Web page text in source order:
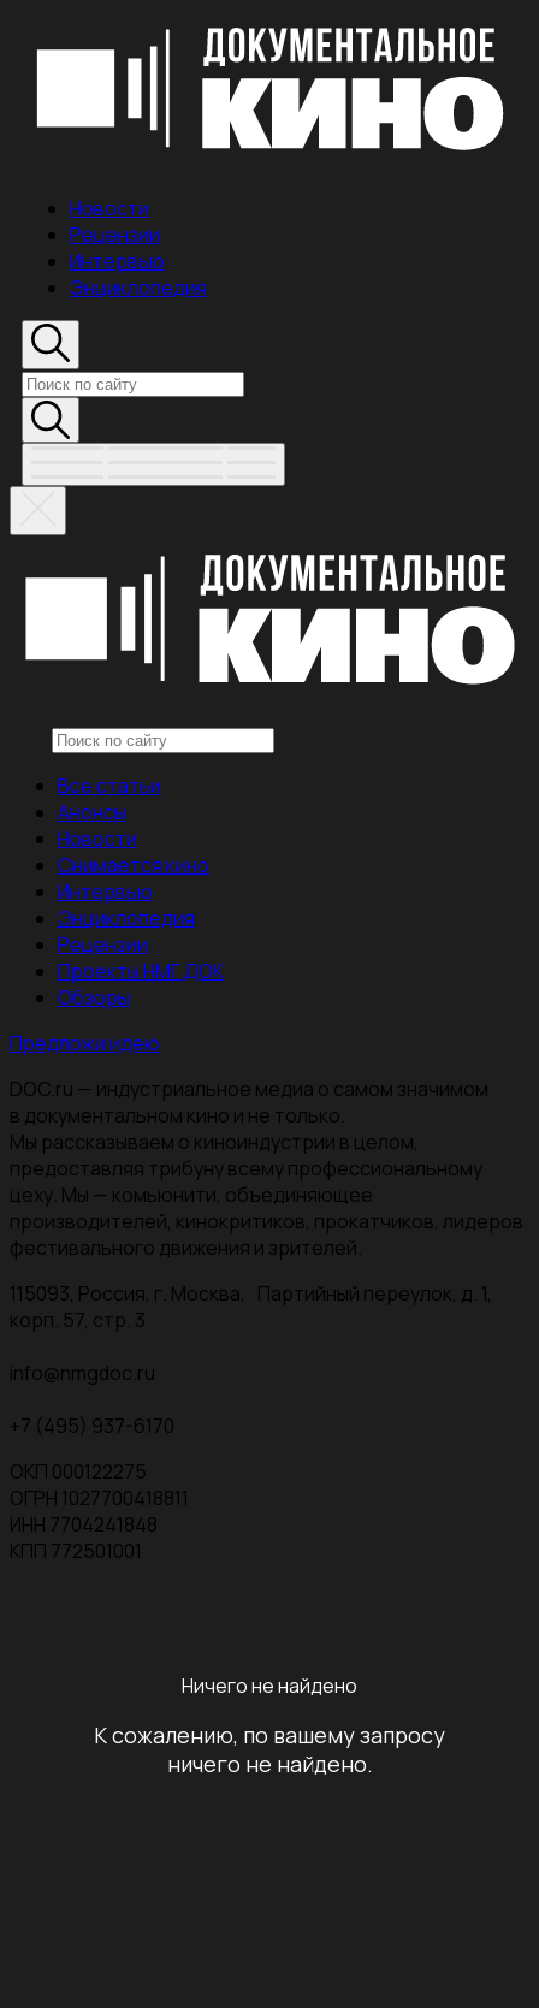
Новости
Рецензии
Интервью
Энциклопедия
Все статьи
Анонсы
Новости
Снимается кино
Интервью
Энциклопедия
Рецензии
Проекты НМГ ДОК
Обзоры
Предложи идею
DOC.ru — индустриальное медиа о самом значимом
в документальном кино и не только.
Мы рассказываем о киноиндустрии в целом,
предоставляя трибуну всему профессиональному
цеху. Мы — комьюнити, объединяющее
производителей, кинокритиков, прокатчиков, лидеров
фестивального движения и зрителей.
115093, Россия, г. Москва, Партийный переулок, д. 1,
корп. 57, стр. 3
info@nmgdoc.ru
+7 (495) 937-6170
ОКП 000122275
ОГРН 1027700418811
ИНН 7704241848
КПП 772501001
Ничего не найдено
К сожалению, по вашему запросу
ничего не найдено.